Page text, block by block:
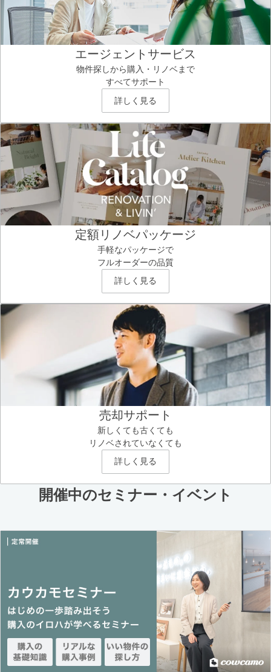
エージェントサービス
物件探しから購入・リノベまで
すべてサポート
詳しく見る
定額リノベパッケージ
手軽なパッケージで
フルオーダーの品質
詳しく見る
売却サポート
新しくても古くても
リノベされていなくても
詳しく見る
開催中のセミナー・イベント